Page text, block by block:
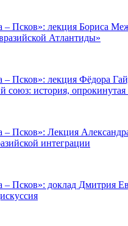
– Псков»: лекция Бориса
Атлантиды»
– Псков»: лекция Фёдора
союз: история, опрокинутая
– Псков»: Лекция
интеграции
– Псков»: доклад Дмитрия